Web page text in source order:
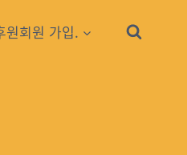
원회원 가입.